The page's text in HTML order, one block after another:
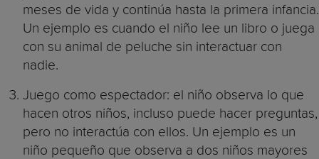
meses de vida y continúa hasta la primera infancia.
Un ejemplo es cuando el niño lee un libro o juega
con su animal de peluche sin interactuar con
nadie.
Juego como espectador: el niño observa lo que
hacen otros niños, incluso puede hacer preguntas,
pero no interactúa con ellos. Un ejemplo es un
niño pequeño que observa a dos niños mayores